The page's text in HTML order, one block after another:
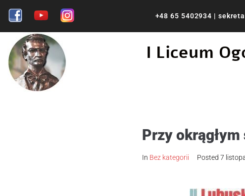
+48 65 5402934 |
I Liceum
Przy okrągłym
In Bez kategorii Posted 7